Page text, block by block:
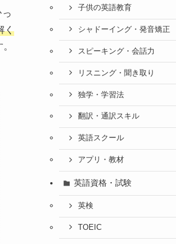
く
子供の英語教育
シャドーイング・発音矯正
スピーキング・会話力
リスニング・聞き取り
独学・学習法
翻訳・通訳スキル
英語スクール
アプリ・教材
英語資格・試験
英検
TOEIC